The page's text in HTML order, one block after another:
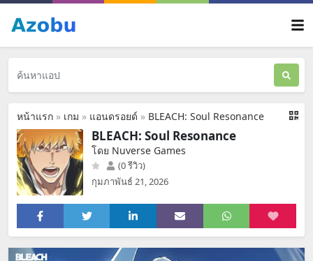
หน้าแรก » เกม » แอนดรอยด์ » BLEACH: Soul Resonance
BLEACH: Soul Resonance
โดย Nuverse Games
(0 รีวิว)
กุมภาพันธ์ 21, 2026